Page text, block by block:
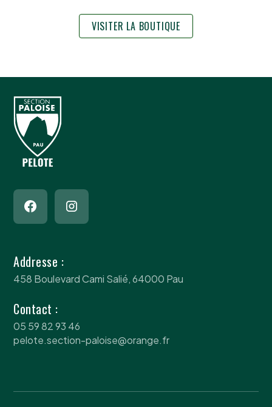
VISITER LA BOUTIQUE
Addresse :
458 Boulevard Cami Salié, 64000 Pau
Contact :
05 59 82 93 46
pelote.section-paloise@orange.fr